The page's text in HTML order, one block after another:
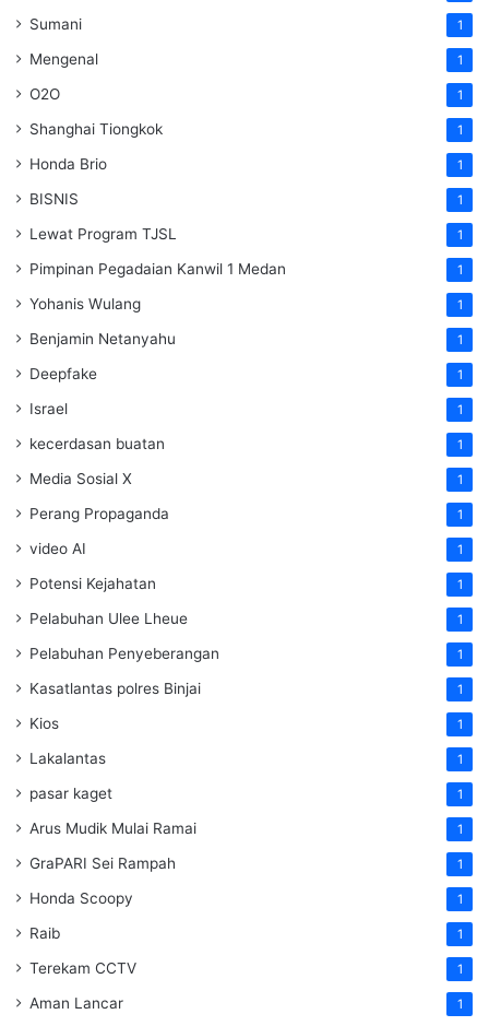
Sumani 1
Mengenal 1
O2O 1
Shanghai Tiongkok 1
Honda Brio 1
BISNIS 1
Lewat Program TJSL 1
Pimpinan Pegadaian Kanwil 1 Medan 1
Yohanis Wulang 1
Benjamin Netanyahu 1
Deepfake 1
Israel 1
kecerdasan buatan 1
Media Sosial X 1
Perang Propaganda 1
video AI 1
Potensi Kejahatan 1
Pelabuhan Ulee Lheue 1
Pelabuhan Penyeberangan 1
Kasatlantas polres Binjai 1
Kios 1
Lakalantas 1
pasar kaget 1
Arus Mudik Mulai Ramai 1
GraPARI Sei Rampah 1
Honda Scoopy 1
Raib 1
Terekam CCTV 1
Aman Lancar 1